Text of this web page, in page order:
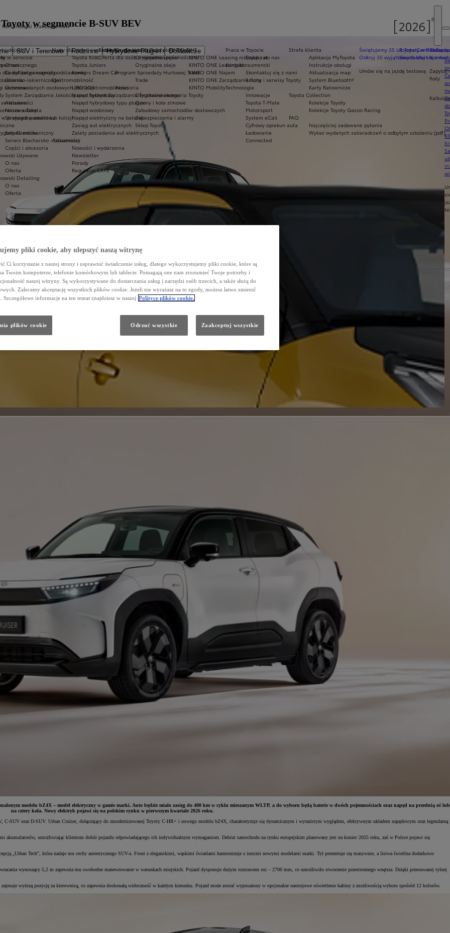
SUV i Terenowe Rodzinne Hybrydowe Plug-in
Dostawcze
Ekobonus dla hybryd Toyoty
Oferta dla osób z niepełnosprawnościami
Świętujemy 35 lat Toyoty w Polsce
Odkryj 35 wyjątkowych ofert
Umów się na jazdę testową
Kluby dla dzieci i młodzieży
Toyota Kids
Toyota Juniors
Konkurs Dream Car
Elektromobilność
Lider elektromobilności
Napęd hybrydowy
Napęd hybrydowy typu plug-in
Napęd wodorowy
Napęd elektryczny na baterię
Zasięg aut elektrycznych
Zalety posiadania aut elektrycznych
Aktualności
Nowości i wydarzenia
Newsletter
Porady
Regulacje CAFE
Praca w Toyocie
Dołącz do nas
Kontakt
Skontaktuj się z nami
Salony i serwisy Toyoty
Technologie
Innowacje
Toyota T-Mate
Motorsport
System eCall
Cyfrowy opiekun auta
Ładowanie
Connected
Toyota Central
Skontaktuj się z
KINTO ONE
KINTO ONE Leasing niższych rat
KINTO ONE Leasing konsumencki
KINTO ONE Najem
KINTO ONE Zarządzanie flotą
KINTO Mobility
Komfort
Zapytaj
floty
w serwisie
dla aut po gwarancji podstawowej
lakierniczego
sezonowe
serwisowe
Takata
w przypadku awarii lub kolizji
Klientów
Oryginalne części i oleje Toyoty
Oryginalne części
Oryginalne oleje
Program Sprzedaży Hurtowej Trade
Trade
Akcesoria
Oryginalne akcesoria Toyoty
Opony i koła zimowe
Zabudowy samochodów dostawczych
Zabezpieczenia i alarmy
Sklep Toyoty
Strefa klienta
Aplikacja MyToyota
Instrukcje obsługi
Aktualizacja map
System Bluetooth®
Karty Ratownicze
Toyota Collection
Kolekcje Toyoty
Kolekcje Toyoty Gazoo Racing
FAQ
Najczęściej zadawane pytania
Wykaz wydanych zaświadczeń o odbytym szkoleniu (pdf)
Romanowski Kraków
i dojazd
O nas
Certyfikaty i nagrody
Galeria
Ochrona danych osobowych (RODO)
System Zarządzania Jakością oraz System Zarządzania Środowiskowego
Aktualności
Nasze salony
Strategia podatkowa
Serwis mechaniczny
Serwis Blacharsko - Lakierniczy
Części i akcesoria
Używane
O nas
Oferta
Detailing
O nas
Oferta
Kontakt
w segmencie B-SUV BEV
modelu bZ4X – model elektryczny w gamie marki. Auto będzie miało zasięg do 400 km w cyklu mieszanym WLTP, a do wyboru będą baterie w dwóch pojemnościach oraz napęd na przednią oś lub
na cztery koła. Nowy elektryk pojawi się na polskim rynku w pierwszym kwartale 2026 roku.
SUV oraz D-SUV. Urban Cruiser, dołączający do zmodernizowanej Toyoty C-HR+ i nowego modelu bZ4X, charakteryzuje się dynamicznym i wyrazistym wyglądem, efektywnym układem napędowym oraz legendarną
akumulatorów, umożliwiając klientom dobór pojazdu odpowiadającego ich indywidualnym wymaganiom. Debiut samochodu na rynku europejskim planowany jest na koniec 2025 roku, zaś w Polsce pojawi się
„Urban Tech", która nadaje mu cechy autentycznego SUV-a. Front z eleganckimi, wąskimi światłami harmonizuje z innymi nowymi modelami marki. Tył prezentuje się masywnie, a listwa świetlna dodatkowo
wynoszący 5,2 m zapewnia mu swobodne manewrowanie w warunkach miejskich. Pojazd dysponuje dużym rozstawem osi – 2700 mm, co umożliwiło stworzenie przestronnego wnętrza. Dzięki przesuwanej tylnej
wyższą pozycję za kierownicą, co zapewnia doskonałą widoczność w każdym kierunku. Pojazd może zostać wyposażony w opcjonalne nastrojowe oświetlenie kabiny z możliwością wyboru spośród 12 kolorów.
pliki cookie, aby ulepszyć naszą witrynę
Ci korzystanie z naszej strony i usprawnić świadczenie usług, dlatego wykorzystujemy pliki cookie, które są
Twoim komputerze, telefonie komórkowym lub tablecie. Pomagają one nam zrozumieć Twoje potrzeby i
naszej witryny. Są wykorzystywane do dostarczania usług i narzędzi osób trzecich, a także służą do
Zalecamy akceptację wszystkich plików cookie. Jeżeli nie wyrażasz na to zgody, możesz łatwo zmienić
Szczegółowe informacje na ten temat znajdziesz w naszej Polityce plików cookie.
plików cookie Odrzuć wszystkie Zaakceptuj wszystkie